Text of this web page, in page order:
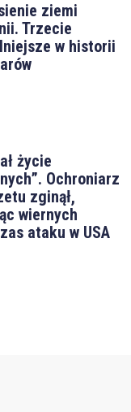
ziemi
Trzecie
w historii
życie
Ochroniarz
zginął,
wiernych
ataku w USA